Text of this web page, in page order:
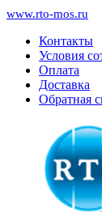
www.rto-mos.ru
Контакты
Условия
Оплата
Доставка
Обратная